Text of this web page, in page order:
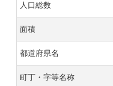
人口総数
面積
都道府県名
町丁・字等名称